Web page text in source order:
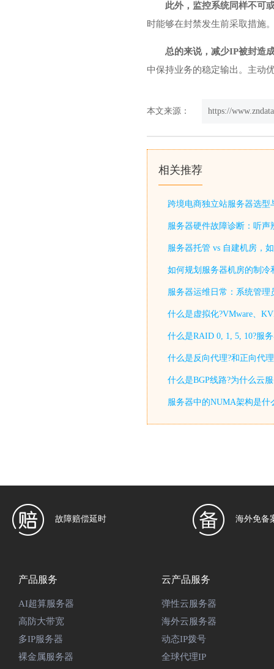
此外，监控系统同样不可
时能够在封禁发生前采取措施
总的来说，减少IP被封造
中保持业务的稳定输出。主动
本文来源： https://
相关推荐
跨境电商独立站服务器选型
服务器硬件故障诊断：听声
服务器托管 vs 自建机房，
如何规划服务器机房的制冷
服务器运维日常：系统管理
什么是虚拟化?VMware、
什么是RAID 0, 1, 5, 10?服
什么是反向代理?和正向代
什么是BGP线路?为什么云
服务器中的NUMA架构是什
故障赔偿延时 海外免备
产品服务
AI超算服务器
高防大带宽
多IP服务器
裸金属服务器
云产品服务
弹性云服务器
海外云服务器
动态IP拨号
全球代理IP